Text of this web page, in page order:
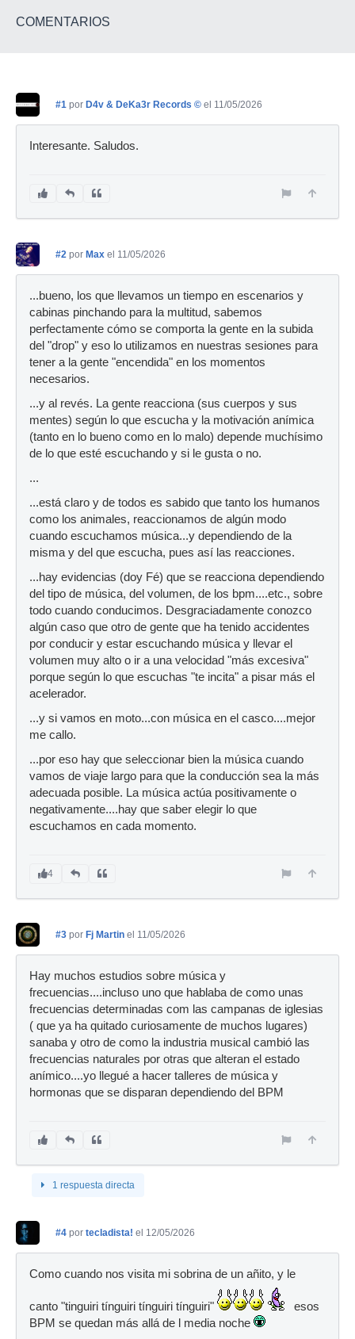
COMENTARIOS
#1 por D4v & DeKa3r Records © el 11/05/2026
Interesante. Saludos.
#2 por Max el 11/05/2026
...bueno, los que llevamos un tiempo en escenarios y
cabinas pinchando para la multitud, sabemos
perfectamente cómo se comporta la gente en la subida
del "drop" y eso lo utilizamos en nuestras sesiones para
tener a la gente "encendida" en los momentos
necesarios.
...y al revés. La gente reacciona (sus cuerpos y sus
mentes) según lo que escucha y la motivación anímica
(tanto en lo bueno como en lo malo) depende muchísimo
de lo que esté escuchando y si le gusta o no.
...
...está claro y de todos es sabido que tanto los humanos
como los animales, reaccionamos de algún modo
cuando escuchamos música...y dependiendo de la
misma y del que escucha, pues así las reacciones.
...hay evidencias (doy Fé) que se reacciona dependiendo
del tipo de música, del volumen, de los bpm....etc., sobre
todo cuando conducimos. Desgraciadamente conozco
algún caso que otro de gente que ha tenido accidentes
por conducir y estar escuchando música y llevar el
volumen muy alto o ir a una velocidad "más excesiva"
porque según lo que escuchas "te incita" a pisar más el
acelerador.
...y si vamos en moto...con música en el casco....mejor
me callo.
...por eso hay que seleccionar bien la música cuando
vamos de viaje largo para que la conducción sea la más
adecuada posible. La música actúa positivamente o
negativamente....hay que saber elegir lo que
escuchamos en cada momento.
4
#3 por Fj Martin el 11/05/2026
Hay muchos estudios sobre música y
frecuencias....incluso uno que hablaba de como unas
frecuencias determinadas com las campanas de iglesias
( que ya ha quitado curiosamente de muchos lugares)
sanaba y otro de como la industria musical cambió las
frecuencias naturales por otras que alteran el estado
anímico....yo llegué a hacer talleres de música y
hormonas que se disparan dependiendo del BPM
1 respuesta directa
#4 por tecladista! el 12/05/2026
Como cuando nos visita mi sobrina de un añito, y le
canto "tinguiri tínguiri tínguiri tínguiri"
esos
BPM se quedan más allá de l media noche